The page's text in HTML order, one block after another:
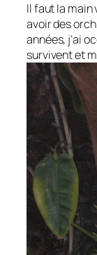
Il faut la main
avoir des
années, j’ai
survivent et